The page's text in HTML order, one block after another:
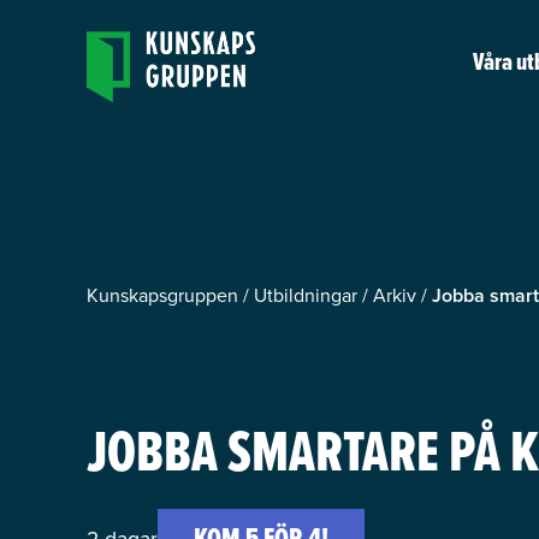
Våra
Kunskapsgruppen / Utbildningar / Arkiv / Jobba
JOBBA SMARTARE PÅ